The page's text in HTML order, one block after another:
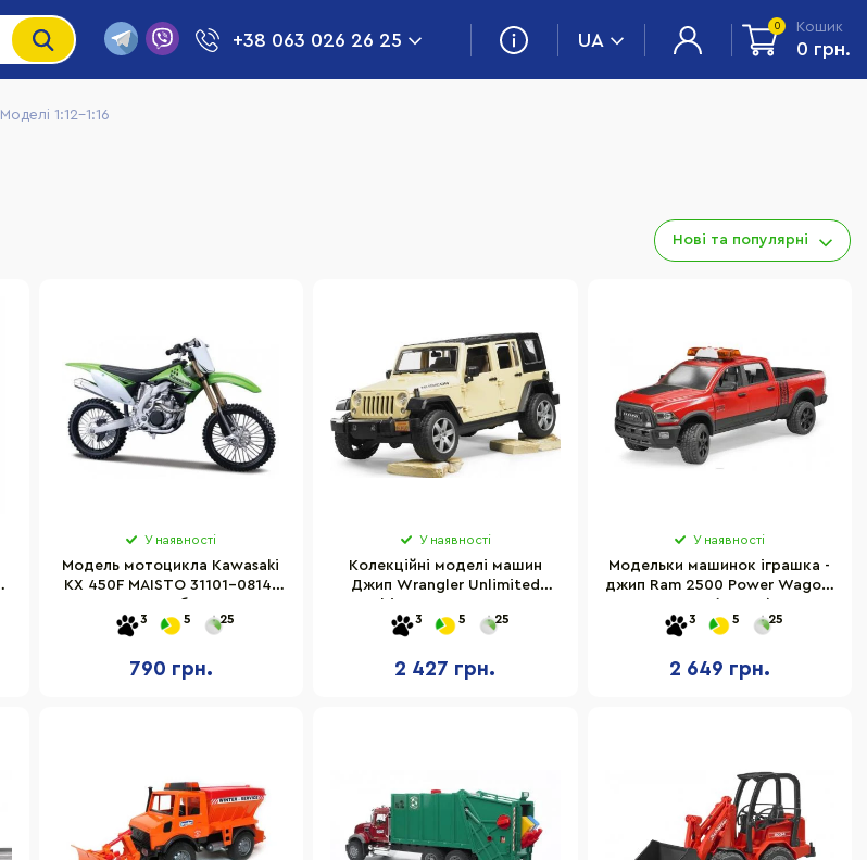
+38 063 026 26 25 UA
0 Кошик
0 грн.
Моделі 1:12-1:16
Нові та популярні
У наявності
Модель мотоцикла Kawasaki
KX 450F MAISTO 31101-08141
3 5 25
790 грн.
У наявності
Колекційні моделі машин
Джип Wrangler Unlimited
3 5 25
2 427 грн.
У наявності
Модельки машинок іграшка -
джип Ram 2500 Power Wagon,
3 5 25
2 649 грн.